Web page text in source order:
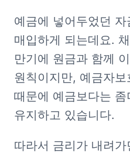
예금에 넣어두었던
매입하게 되는데요.
만기에 원금과 함께
원칙이지만, 예금자
때문에 예금보다는
유지하고 있습니다.
따라서 금리가 내려